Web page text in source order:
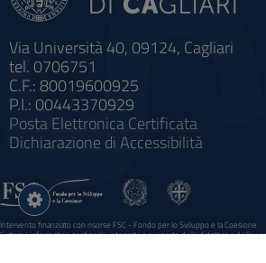
Via Università 40, 09124, Cagliari
tel. 0706751
C.F.: 80019600925
P.I.: 00443370929
Posta Elettronica Certificata
Dichiarazione di Accessibilità
Intervento finanziato con risorse FSC - Fondo per lo Sviluppo e la Coesione
Sistema informatico gestionale integrato a supporto della didattica e della
Impostazioni
cookie